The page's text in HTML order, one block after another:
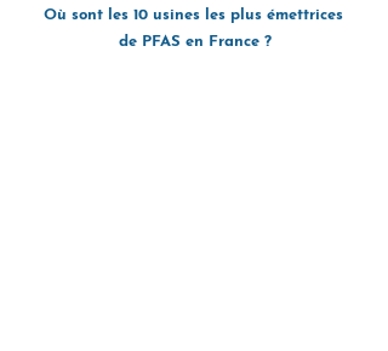
Où sont les 10 usines les plus émettrices
de PFAS en France ?